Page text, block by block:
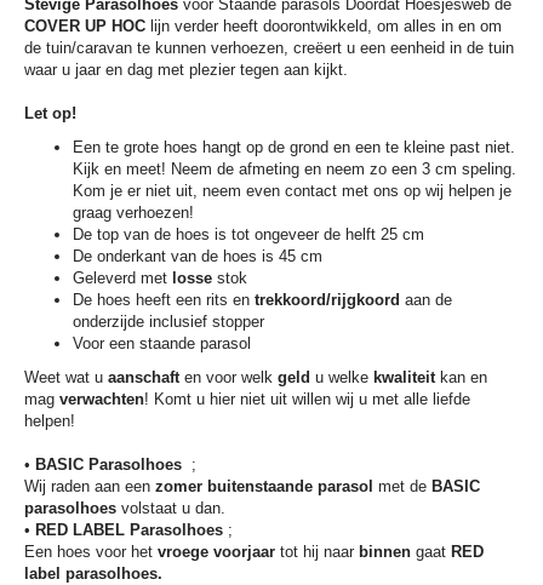
Stevige Parasolhoes voor Staande parasols Doordat Hoesjesweb de
COVER UP HOC lijn verder heeft doorontwikkeld, om alles in en om
de tuin/caravan te kunnen verhoezen, creëert u een eenheid in de tuin
waar u jaar en dag met plezier tegen aan kijkt.
Let op!
Een te grote hoes hangt op de grond en een te kleine past niet.
Kijk en meet! Neem de afmeting en neem zo een 3 cm speling.
Kom je er niet uit, neem even contact met ons op wij helpen je
graag verhoezen!
De top van de hoes is tot ongeveer de helft 25 cm
De onderkant van de hoes is 45 cm
Geleverd met losse stok
De hoes heeft een rits en trekkoord/rijgkoord aan de
onderzijde inclusief stopper
Voor een staande parasol
Weet wat u aanschaften voor welk geld u welke kwaliteitkan en
mag verwachten! Komt u hier niet uit willen wij u met alle liefde
helpen!
• BASIC Parasolhoes ;
Wij raden aan een zomer buitenstaande parasol met de BASIC
parasolhoes volstaat u dan.
• RED LABEL Parasolhoes ;
Een hoes voor het vroege voorjaar tot hij naar binnen gaat RED
label parasolhoes.